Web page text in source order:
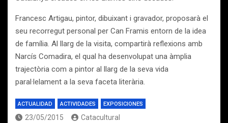
Francesc Artigau, pintor, dibuixant i gravador, proposarà el
seu recorregut personal per Can Framis entorn de la idea
de família. Al llarg de la visita, compartirà reflexions amb
Narcís Comadira, el qual ha desenvolupat una àmplia
trajectòria com a pintor al llarg de la seva vida
paral·lelament a la seva faceta literària.
ACTUALIDAD ACTIVIDADES EXPOSICIONES
23/05/2015 Catacultural